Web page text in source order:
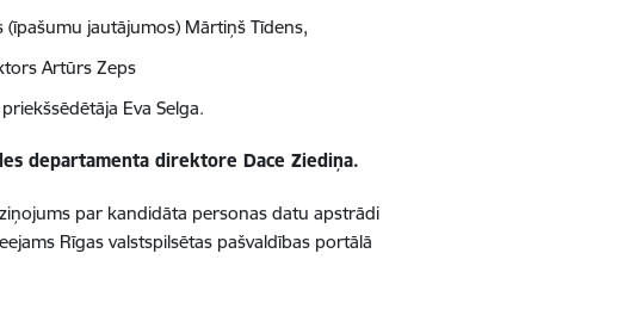
jautājumos) Mārtiņš Tīdens,
Artūrs Zeps
Eva Selga.
departamenta direktore Dace Ziediņa.
par kandidāta personas datu apstrādi
Rīgas valstspilsētas pašvaldības portālā